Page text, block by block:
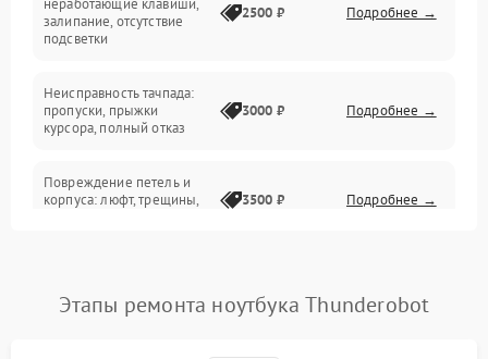
Батарея
Сеть и интернет
неработающие клавиши,
залипание, отсутствие
подсветки
2500 ₽ Подробнее →
Неисправность тачпада:
пропуски, прыжки
курсора, полный отказ
3000 ₽ Подробнее →
Повреждение петель и
корпуса: люфт, трещины,
3500 ₽ Подробнее →
невозможность зарядки,
2500 ₽ Подробнее →
Этапы ремонта ноутбука Thunderobot